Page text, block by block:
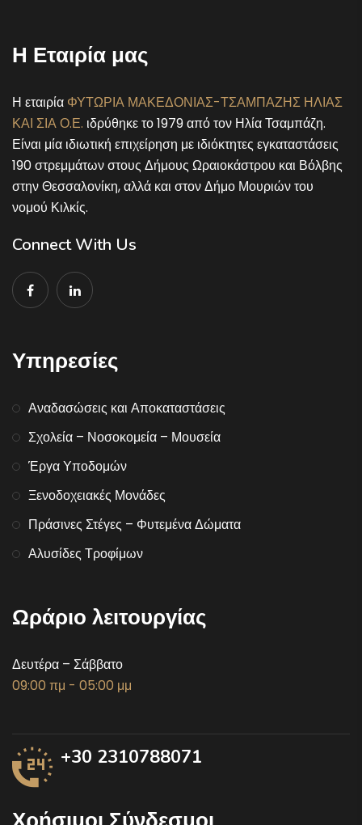
Η Εταιρία μας
Η εταιρία ΦΥΤΩΡΙΑ ΜΑΚΕΔΟΝΙΑΣ-ΤΣΑΜΠΑΖΗΣ ΗΛΙΑΣ
ΚΑΙ ΣΙΑ Ο.Ε. ιδρύθηκε το 1979 από τον Ηλία Τσαμπάζη.
Είναι μία ιδιωτική επιχείρηση με ιδιόκτητες εγκαταστάσεις
190 στρεμμάτων στους Δήμους Ωραιοκάστρου και Βόλβης
στην Θεσσαλονίκη, αλλά και στον Δήμο Μουριών του
νομού Κιλκίς.
Connect With Us
Υπηρεσίες
Αναδασώσεις και Αποκαταστάσεις
Σχολεία – Νοσοκομεία – Μουσεία
Έργα Υποδομών
Ξενοδοχειακές Μονάδες
Πράσινες Στέγες – Φυτεμένα Δώματα
Αλυσίδες Τροφίμων
Ωράριο λειτουργίας
Δευτέρα – Σάββατο
09:00 πμ - 05:00 μμ
+30 2310788071